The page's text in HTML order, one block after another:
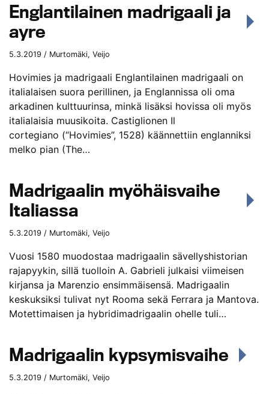
Englantilainen madrigaali ja
ayre
5.3.2019 / Murtomäki, Veijo
Hovimies ja madrigaali Englantilainen madrigaali on
italialaisen suora perillinen, ja Englannissa oli oma
arkadinen kulttuurinsa, minkä lisäksi hovissa oli myös
italialaisia muusikoita. Castiglionen Il
cortegiano (“Hovimies”, 1528) käännettiin englanniksi
melko pian (The…
Madrigaalin myöhäisvaihe
Italiassa
5.3.2019 / Murtomäki, Veijo
Vuosi 1580 muodostaa madrigaalin sävellyshistorian
rajapyykin, sillä tuolloin A. Gabrieli julkaisi viimeisen
kirjansa ja Marenzio ensimmäisensä. Madrigaalin
keskuksiksi tulivat nyt Rooma sekä Ferrara ja Mantova.
Motettimaisen ja hybridimadrigaalin ohelle tuli…
Madrigaalin kypsymisvaihe
5.3.2019 / Murtomäki, Veijo